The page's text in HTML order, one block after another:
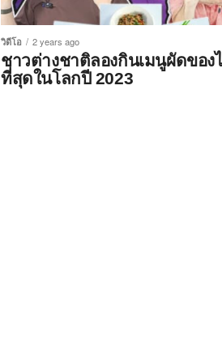
วิดีโอ 2 years ago
ชาวต่างชาติลองกินเมนูผัดของ
ที่สุดในโลกปี 2023